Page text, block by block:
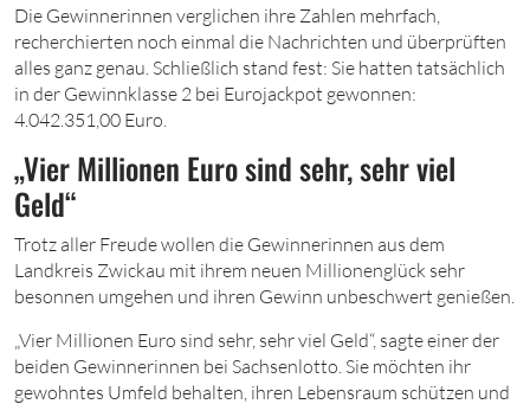
Die Gewinnerinnen verglichen ihre Zahlen mehrfach,
recherchierten noch einmal die Nachrichten und überprüften
alles ganz genau. Schließlich stand fest: Sie hatten tatsächlich
in der Gewinnklasse 2 bei Eurojackpot gewonnen:
4.042.351,00 Euro.
„Vier Millionen Euro sind sehr, sehr viel
Geld“
Trotz aller Freude wollen die Gewinnerinnen aus dem
Landkreis Zwickau mit ihrem neuen Millionenglück sehr
besonnen umgehen und ihren Gewinn unbeschwert genießen.
„Vier Millionen Euro sind sehr, sehr viel Geld“, sagte einer der
beiden Gewinnerinnen bei Sachsenlotto. Sie möchten ihr
gewohntes Umfeld behalten, ihren Lebensraum schützen und